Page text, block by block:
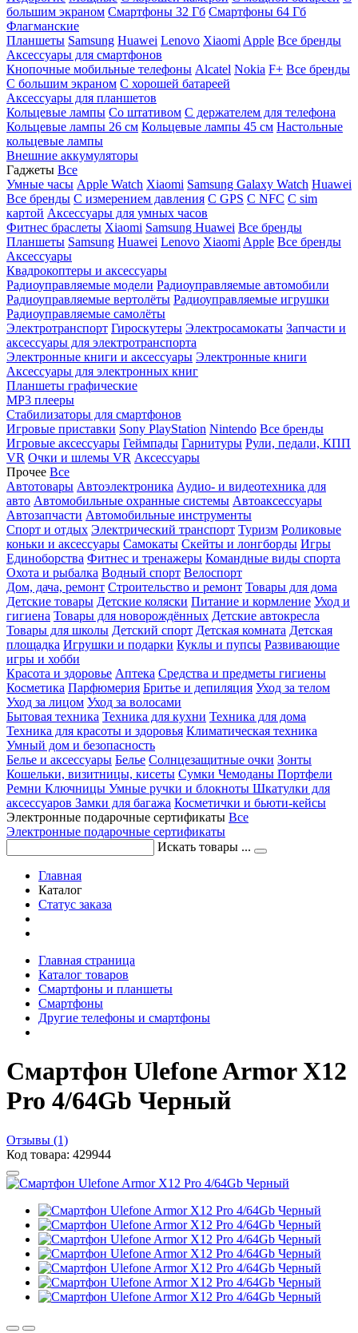
большим экраном Смартфоны 32 Гб Смартфоны 64 Гб
Флагманские
Планшеты Samsung Huawei Lenovo Xiaomi Apple Все бренды
Аксессуары для смартфонов
Кнопочные мобильные телефоны Alcatel Nokia F+ Все бренды
С большим экраном С хорошей батареей
Аксессуары для планшетов
Кольцевые лампы Со штативом C держателем для телефона
Кольцевые лампы 26 см Кольцевые лампы 45 см Настольные
кольцевые лампы
Внешние аккумуляторы
Гаджеты Все
Умные часы Apple Watch Xiaomi Samsung Galaxy Watch Huawei
Все бренды C измерением давления C GPS C NFC C sim
картой Аксессуары для умных часов
Фитнес браслеты Xiaomi Samsung Huawei Все бренды
Планшеты Samsung Huawei Lenovo Xiaomi Apple Все бренды
Аксессуары
Квадрокоптеры и аксессуары
Радиоуправляемые модели Радиоуправляемые автомобили
Радиоуправляемые вертолёты Радиоуправляемые игрушки
Радиоуправляемые самолёты
Электротранспорт Гироскутеры Электросамокаты Запчасти и
аксессуары для электротранспорта
Электронные книги и аксессуары Электронные книги
Аксессуары для электронных книг
Планшеты графические
MP3 плееры
Стабилизаторы для смартфонов
Игровые приставки Sony PlayStation Nintendo Все бренды
Игровые аксессуары Геймпады Гарнитуры Рули, педали, КПП
VR Очки и шлемы VR Аксессуары
Прочее Все
Автотовары Автоэлектроника Аудио- и видеотехника для
авто Автомобильные охранные системы Автоаксессуары
Автозапчасти Автомобильные инструменты
Спорт и отдых Электрический транспорт Туризм Роликовые
коньки и аксессуары Самокаты Скейты и лонгборды Игры
Единоборства Фитнес и тренажеры Командные виды спорта
Охота и рыбалка Водный спорт Велоспорт
Дом, дача, ремонт Строительство и ремонт Товары для дома
Детские товары Детские коляски Питание и кормление Уход и
гигиена Товары для новорождённых Детские автокресла
Товары для школы Детский спорт Детская комната Детская
площадка Игрушки и подарки Куклы и пупсы Развивающие
игры и хобби
Красота и здоровье Аптека Средства и предметы гигиены
Косметика Парфюмерия Бритье и депиляция Уход за телом
Уход за лицом Уход за волосами
Бытовая техника Техника для кухни Техника для дома
Техника для красоты и здоровья Климатическая техника
Умный дом и безопасность
Белье и аксессуары Белье Солнцезащитные очки Зонты
Кошельки, визитницы, кисеты Сумки Чемоданы Портфели
Ремни Ключницы Умные ручки и блокноты Шкатулки для
аксессуаров Замки для багажа Косметички и бьюти-кейсы
Электронные подарочные сертификаты Все
Электронные подарочные сертификаты
Искать товары ...
Главная
Каталог
Статус заказа
Главная страница
Каталог товаров
Смартфоны и планшеты
Смартфоны
Другие телефоны и смартфоны
Смартфон Ulefone Armor X12
Pro 4/64Gb Черный
Отзывы (1)
Код товара: 429944